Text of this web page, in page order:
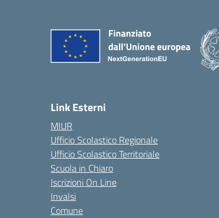
Link Esterni
MIUR
Ufficio Scolastico Regionale
Ufficio Scolastico Territoriale
Scuola in Chiaro
Iscrizioni On Line
Invalsi
Comune